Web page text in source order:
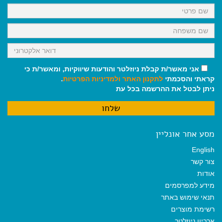
k
p
m
אני מאשר/ת קבלת ניוזלטר והודעות שיווקיות, ומאשר/ת כי
קראתי והסכמתי לתקנון האתר ולמדיניות הפרטיות.
ניתן לבטל את ההרשמה בכל עת
מסע אחר אונליין
English
צור קשר
אודות
מידע למפרסמים
תנאי שימוש באתר
רשימת מוצרים